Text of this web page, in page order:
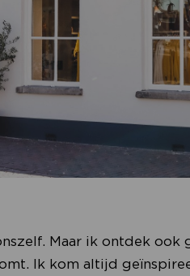
Maar ik ontdek ook
Ik kom altijd